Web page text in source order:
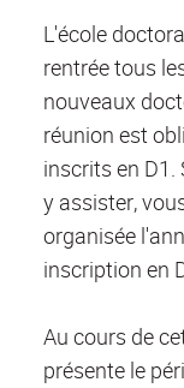
L'école
rentrée tous
nouveaux
réunion est
inscrits en
y assister,
organisée
inscription en
Au cours de
présente le